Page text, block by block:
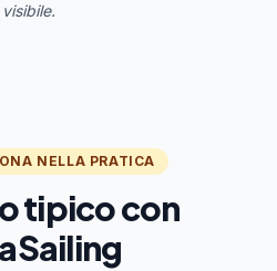
visibile.
NELLA PRATICA
tipico con